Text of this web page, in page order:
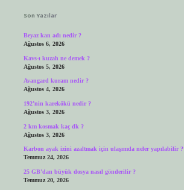
Son Yazılar
Beyaz kan adı nedir ?
Ağustos 6, 2026
Kavs-ı kuzah ne demek ?
Ağustos 5, 2026
Avangard kuram nedir ?
Ağustos 4, 2026
192’nin karekökü nedir ?
Ağustos 3, 2026
2 km kosmak kaç dk ?
Ağustos 3, 2026
Karbon ayak izini azaltmak için ulaşımda neler yapılabilir ?
Temmuz 24, 2026
25 GB’dan büyük dosya nasıl gönderilir ?
Temmuz 20, 2026